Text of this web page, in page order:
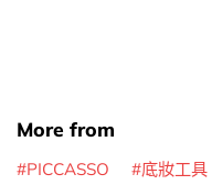
More from
PICCASSO 底妝工具